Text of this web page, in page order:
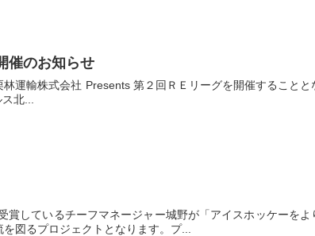
催のお知らせ
運輸株式会社 Presents 第２回ＲＥリーグを開催することと
北...
しているチーフマネージャー城野が「アイスホッケーをよ
図るプロジェクトとなります。プ...